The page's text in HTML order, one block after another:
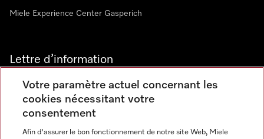
Miele Experience Center Gasperich
Lettre d’information
Votre paramètre actuel concernant les
cookies nécessitant votre
consentement
Afin d'assurer le bon fonctionnement de notre site Web, Miele